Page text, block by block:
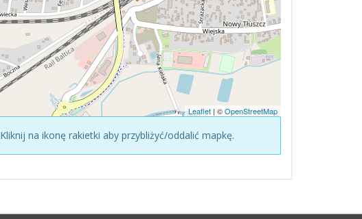
Leaflet | ©OpenStreetMap
Kliknij na ikonę rakietki aby przybliżyć/oddalić mapkę.